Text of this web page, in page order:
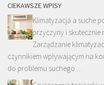
CIEKAWSZE WPISY
Klimatyzacja a suche
przyczyny i skutecznie
Zarządzanie
czynnikiem wpływającym na
do problemu suchego …